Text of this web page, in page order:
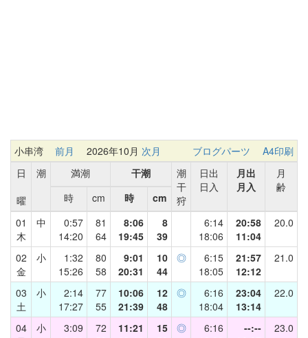
小串湾 前月 2026年10月 次月 ブログパーツ
A4印刷
日
曜
潮 満潮 干潮
潮
干
狩
日出
日入
月出
月入
月
齢
時
cm 時
cm
01
木
中
0:57
14:20
81
64
8:06
19:45
8
39
6:14
18:06
20:58
11:04
20.0
02
金
小
1:32
15:26
80
58
9:01
20:31
10
44
◎
6:15
18:05
21:57
12:12
21.0
03
土
小
2:14
17:27
77
55
10:06
21:39
12
48
◎
6:16
18:04
23:04
13:14
22.0
04
小
3:09
72
11:21
15
◎
6:16
--:--
23.0